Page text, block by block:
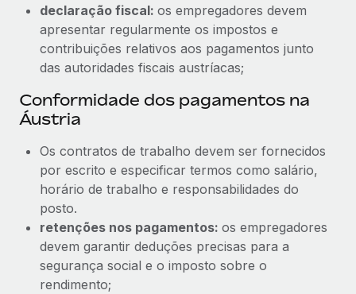
declaração fiscal: os empregadores devem
apresentar regularmente os impostos e
contribuições relativos aos pagamentos junto
das autoridades fiscais austríacas;
Conformidade dos pagamentos na
Áustria
Os contratos de trabalho devem ser fornecidos
por escrito e especificar termos como salário,
horário de trabalho e responsabilidades do
posto.
retenções nos pagamentos: os empregadores
devem garantir deduções precisas para a
segurança social e o imposto sobre o
rendimento;